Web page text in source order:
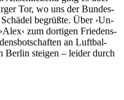
Tor, wo uns der Bun­des­
be­grü­ß­te. Über ›Un­
zum dor­ti­gen Frie­dens­
an Luft­bal­
Ber­lin stei­gen – lei­der durch